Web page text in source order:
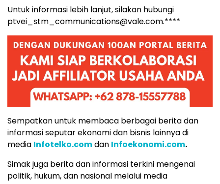
Untuk informasi lebih lanjut, silakan hubungi
ptvei_stm_communications@vale.com.****
Sempatkan untuk membaca berbagai berita dan
informasi seputar ekonomi dan bisnis lainnya di
media Infotelko.comdan Infoekonomi.com.
Simak juga berita dan informasi terkini mengenai
politik, hukum, dan nasional melalui media